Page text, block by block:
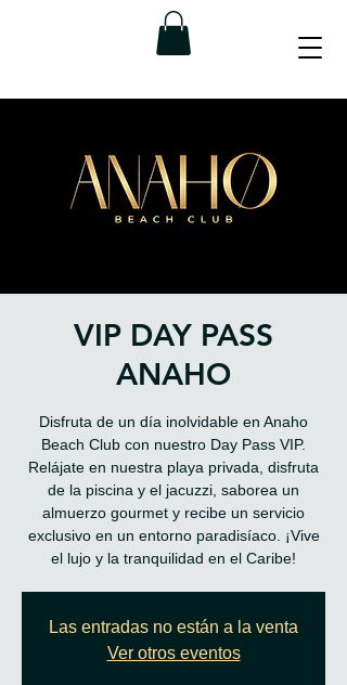
VIP DAY PASS
ANAHO
Disfruta de un día inolvidable en Anaho
Beach Club con nuestro Day Pass VIP.
Relájate en nuestra playa privada, disfruta
de la piscina y el jacuzzi, saborea un
almuerzo gourmet y recibe un servicio
exclusivo en un entorno paradisíaco. ¡Vive
el lujo y la tranquilidad en el Caribe!
Las entradas no están a la venta
Ver otros eventos